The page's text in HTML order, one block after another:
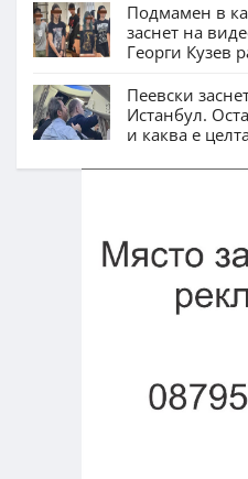
Подмамен в
заснет на
Георги Кузев
Пеевски
Истанбул.
и каква е